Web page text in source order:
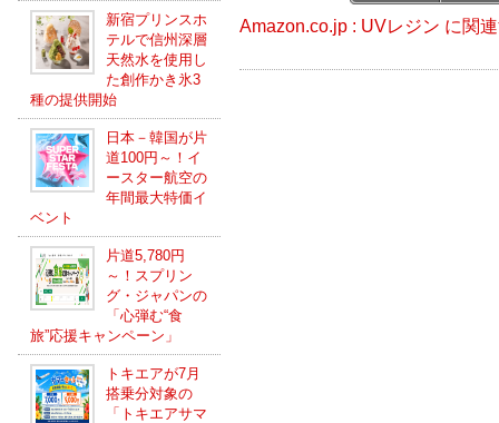
新宿プリンスホ
テルで信州深層
天然水を使用し
た創作かき氷3
種の提供開始
日本－韓国が片
道100円～！イ
ースター航空の
年間最大特価イ
ベント
片道5,780円
～！スプリン
グ・ジャパンの
「心弾む“食
旅”応援キャンペーン」
トキエアが7月
搭乗分対象の
「トキエアサマ
Amazon.co.jp : UVレジン に関